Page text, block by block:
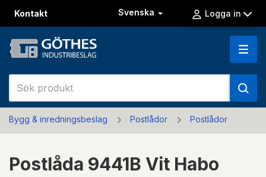
Kontakt Svenska Logga in
Bygg & inredningsbeslag Postlådor Postlådor
Postlåda 9441B Vit Habo